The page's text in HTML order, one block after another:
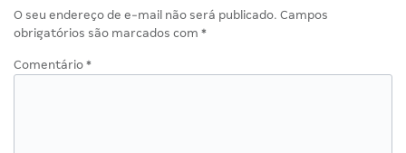
O seu endereço de e-mail não será publicado. Campos
obrigatórios são marcados com *
Comentário *